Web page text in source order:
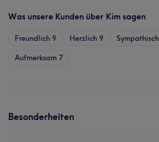
Was unsere Kunden über Kim sagen
Freundlich 9 Herzlich 9 Sympathisch
Aufmerksam 7
Besonderheiten